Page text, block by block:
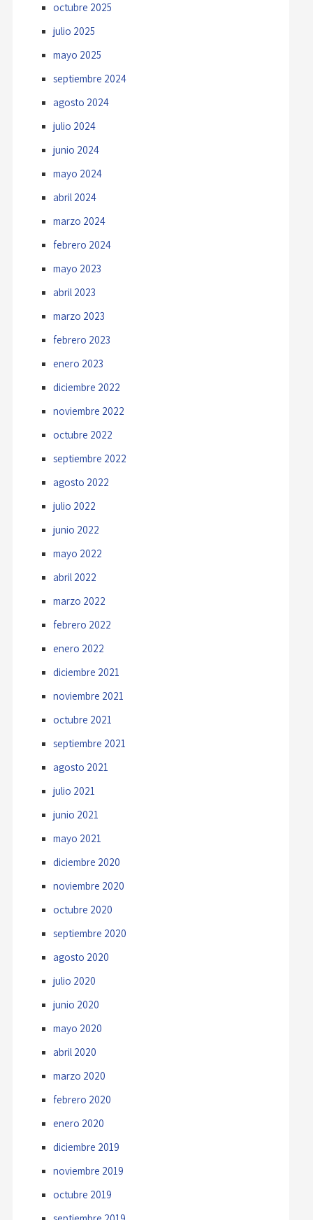
octubre 2025
julio 2025
mayo 2025
septiembre 2024
agosto 2024
julio 2024
junio 2024
mayo 2024
abril 2024
marzo 2024
febrero 2024
mayo 2023
abril 2023
marzo 2023
febrero 2023
enero 2023
diciembre 2022
noviembre 2022
octubre 2022
septiembre 2022
agosto 2022
julio 2022
junio 2022
mayo 2022
abril 2022
marzo 2022
febrero 2022
enero 2022
diciembre 2021
noviembre 2021
octubre 2021
septiembre 2021
agosto 2021
julio 2021
junio 2021
mayo 2021
diciembre 2020
noviembre 2020
octubre 2020
septiembre 2020
agosto 2020
julio 2020
junio 2020
mayo 2020
abril 2020
marzo 2020
febrero 2020
enero 2020
diciembre 2019
noviembre 2019
octubre 2019